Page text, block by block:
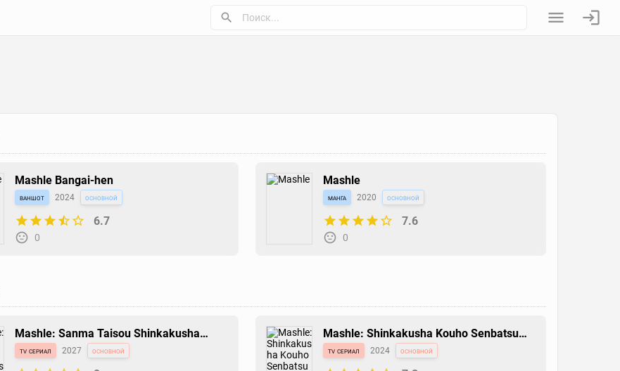
Mashle Bangai-hen
ваншот 2024 основной
6.7
0
Mashle
манга 2020 основной
7.6
0
Mashle: Sanma Taisou Shinkakusha
Saishuu Shiken-hen
tv сериал 2027 основной
Mashle: Shinkakusha Kouho Senbatsu
Shiken-hen
tv сериал 2024 основной